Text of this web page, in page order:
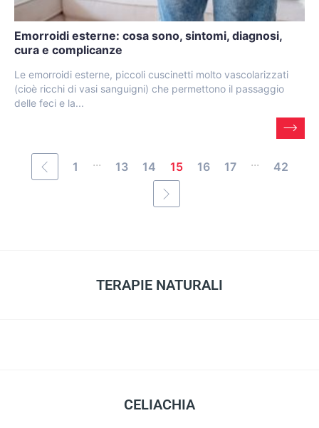
Emorroidi esterne: cosa sono, sintomi, diagnosi,
cura e complicanze
Le emorroidi esterne, piccoli cuscinetti molto vascolarizzati
(cioè ricchi di vasi sanguigni) che permettono il passaggio
delle feci e la...
1 ... 13 14 15 16 17 ... 42
TERAPIE NATURALI
CELIACHIA